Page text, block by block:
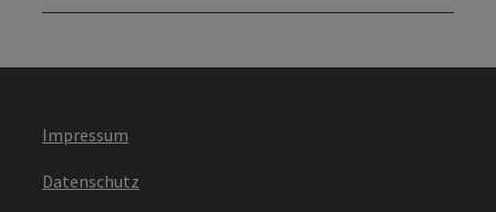
Impressum
Datenschutz